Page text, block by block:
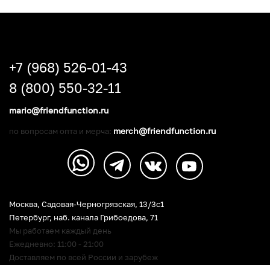
Москва, Садовая-Черногрязская, 13/3c1
Петербург, наб. канала Грибоедова, 71
Мы работаем каждый день
Ежедневно: 11:00 - 21:00
Доставляем по всей России и зарубеж
+7 (968) 526-01-43
8 (800) 550-32-11
mario@friendfunction.ru
по вопросам опта и мерча: merch@friendfunction.ru